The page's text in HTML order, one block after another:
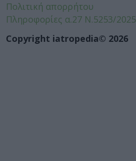
Πολιτική απορρήτου
Πληροφορίες α.27 Ν.5253/2025
Copyright iatropedia© 2026